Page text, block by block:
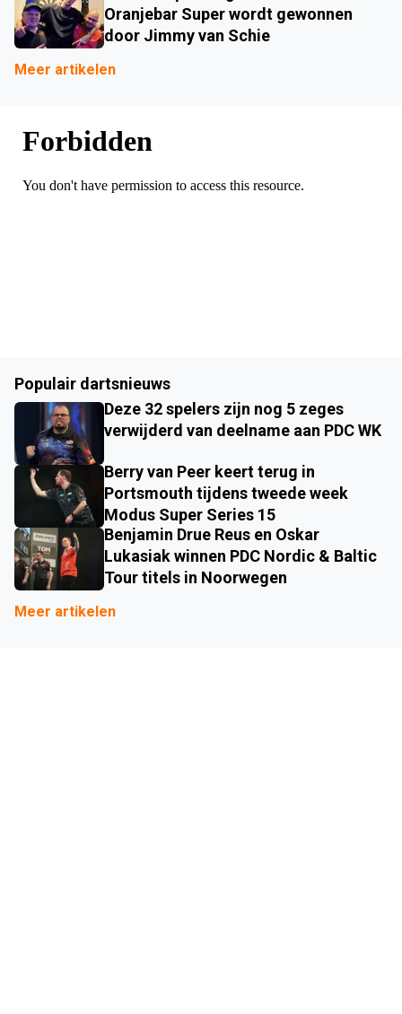
Oranjebar Super wordt gewonnen
door Jimmy van Schie
Meer artikelen
Populair dartsnieuws
Deze 32 spelers zijn nog 5 zeges
verwijderd van deelname aan PDC WK
Berry van Peer keert terug in
Portsmouth tijdens tweede week
Modus Super Series 15
Benjamin Drue Reus en Oskar
Lukasiak winnen PDC Nordic & Baltic
Tour titels in Noorwegen
Meer artikelen